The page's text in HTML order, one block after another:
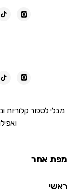
מבלי לספור קלוריות
מפת אתר
ראשי